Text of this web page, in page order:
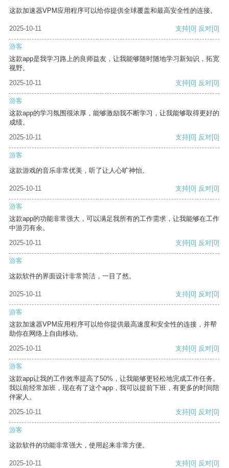
这款加速器VPM应用程序可以给你提供全球覆盖和最高安全性的连接。
2025-10-11 支持[0] 反对[0]
游客
这款app是我学习路上的良师益友，让我能够随时随地学习新知识，拓宽
视野。
2025-10-11
支持[0] 反对[0]
游客
这款app的学习氛围很浓厚，能够激励我不断学习，让我能够取得更好的
成绩。
2025-10-11
支持[0] 反对[0]
游客
这款游戏的音乐非常优美，听了让人心旷神怡。
2025-10-11 支持[0] 反对[0]
游客
这款app的功能非常强大，可以满足我所有的工作需求，让我能够在工作
中游刃有余。
2025-10-11
支持[0] 反对[0]
游客
这款软件的界面设计非常简洁，一目了然。
2025-10-11 支持[0] 反对[0]
游客
这款加速器VPM应用程序可以给你提供最高速度和安全性的连接，并帮
助你在网络上自由移动。
2025-10-11
支持[0] 反对[0]
游客
这款app让我的工作效率提高了50%，让我能够更轻松地完成工作任务。
我以前经常加班，现在有了这个app，我可以提前下班，有更多的时间陪
伴家人。
2025-10-11
支持[0] 反对[0]
游客
这款软件的功能非常强大，使用起来非常方便。
2025-10-11 支持[0] 反对[0]